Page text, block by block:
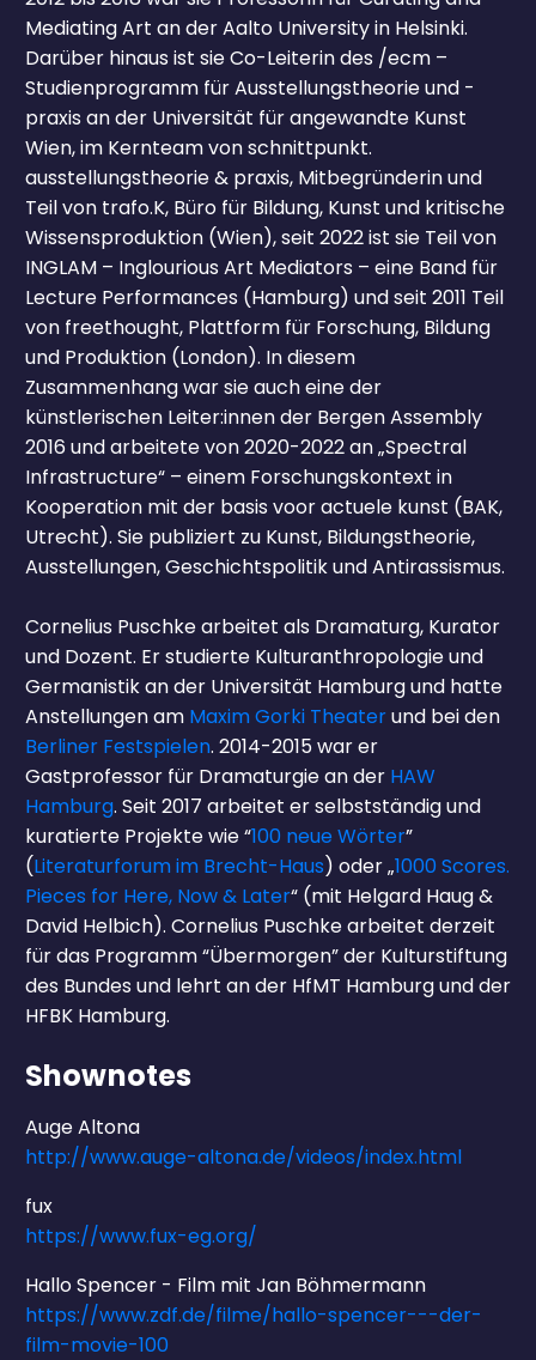
Mediating Art an der Aalto University in Helsinki.
Darüber hinaus ist sie Co-Leiterin des /ecm –
Studienprogramm für Ausstellungstheorie und -
praxis an der Universität für angewandte Kunst
Wien, im Kernteam von schnittpunkt.
ausstellungstheorie & praxis, Mitbegründerin und
Teil von trafo.K, Büro für Bildung, Kunst und kritische
Wissensproduktion (Wien), seit 2022 ist sie Teil von
INGLAM – Inglourious Art Mediators – eine Band für
Lecture Performances (Hamburg) und seit 2011 Teil
von freethought, Plattform für Forschung, Bildung
und Produktion (London). In diesem
Zusammenhang war sie auch eine der
künstlerischen Leiter:innen der Bergen Assembly
2016 und arbeitete von 2020-2022 an „Spectral
Infrastructure“ – einem Forschungskontext in
Kooperation mit der basis voor actuele kunst (BAK,
Utrecht). Sie publiziert zu Kunst, Bildungstheorie,
Ausstellungen, Geschichtspolitik und Antirassismus.
Cornelius Puschke arbeitet als Dramaturg, Kurator
und Dozent. Er studierte Kulturanthropologie und
Germanistik an der Universität Hamburg und hatte
Anstellungen am Maxim Gorki Theaterund bei den
Berliner Festspielen. 2014-2015 war er
Gastprofessor für Dramaturgie an der HAW
Hamburg. Seit 2017 arbeitet er selbstständig und
kuratierte Projekte wie “100 neue Wörter”
(Literaturforum im Brecht-Haus) oder „1000 Scores.
Pieces for Here, Now & Later“ (mit Helgard Haug &
David Helbich). Cornelius Puschke arbeitet derzeit
für das Programm “Übermorgen” der Kulturstiftung
des Bundes und lehrt an der HfMT Hamburg und der
HFBK Hamburg.
Shownotes
Auge Altona
http://www.auge-altona.de/videos/index.html
fux
https://www.fux-eg.org/
Hallo Spencer - Film mit Jan Böhmermann
https://www.zdf.de/filme/hallo-spencer---der-
film-movie-100